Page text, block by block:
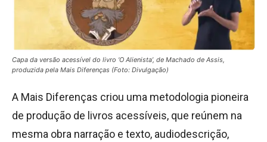
Capa da versão acessível do livro ‘O Alienista’, de Machado de Assis,
produzida pela Mais Diferenças (Foto: Divulgação)
A Mais Diferenças criou uma metodologia pioneira
de produção de livros acessíveis, que reúnem na
mesma obra narração e texto, audiodescrição,